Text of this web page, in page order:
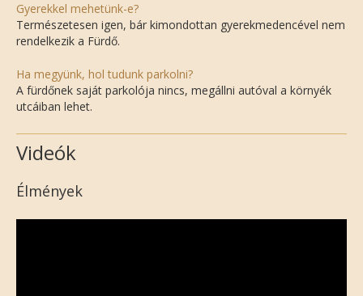
Gyerekkel mehetünk-e?
Természetesen igen, bár kimondottan gyerekmedencével nem
rendelkezik a Fürdő.
Ha megyünk, hol tudunk parkolni?
A fürdőnek saját parkolója nincs, megállni autóval a környék
utcáiban lehet.
Videók
Élmények